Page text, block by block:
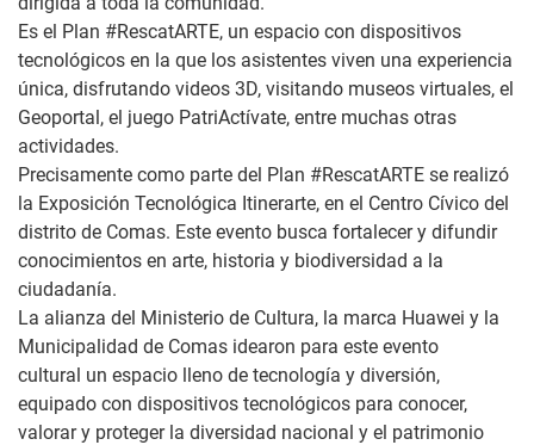
Es el Plan #RescatARTE, un espacio con dispositivos
tecnológicos en la que los asistentes viven una experiencia
única, disfrutando videos 3D, visitando museos virtuales, el
Geoportal, el juego PatriActívate, entre muchas otras
actividades.
Precisamente como parte del Plan #RescatARTE se realizó
la Exposición Tecnológica Itinerarte, en el Centro Cívico del
distrito de Comas. Este evento busca fortalecer y difundir
conocimientos en arte, historia y biodiversidad a la
ciudadanía.
La alianza del Ministerio de Cultura, la marca Huawei y la
Municipalidad de Comas idearon para este evento
cultural un espacio lleno de tecnología y diversión,
equipado con dispositivos tecnológicos para conocer,
valorar y proteger la diversidad nacional y el patrimonio